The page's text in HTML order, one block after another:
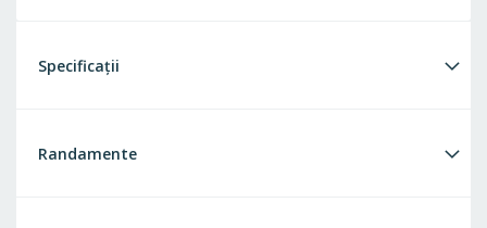
Specificații
Randamente